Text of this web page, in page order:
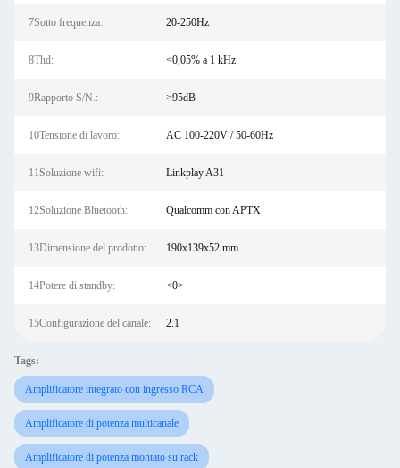
7Sotto frequenza: 20-250Hz
8Thd: <0,05% a 1 kHz
9Rapporto S/N.: >95dB
10Tensione di lavoro: AC 100-220V / 50-60Hz
11Soluzione wifi: Linkplay A31
12Soluzione Bluetooth: Qualcomm con APTX
13Dimensione del prodotto: 190x139x52 mm
14Potere di standby: <0>
15Configurazione del canale: 2.1
Tags:
Amplificatore integrato con ingresso RCA
Amplificatore di potenza multicanale
Amplificatore di potenza montato su rack